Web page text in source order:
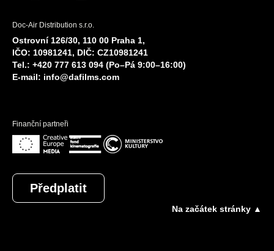
Doc-Air Distribution s.r.o.
Ostrovní 126/30, 110 00 Praha 1,
IČO: 10981241, DIČ: CZ10981241
Tel.: +420 777 613 094 (Po–Pá 9:00–16:00)
E-mail: info@dafilms.com
Finanční partneři
Předplatit
Na začátek stránky ▲